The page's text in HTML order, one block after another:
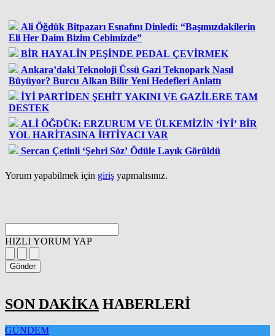
Ali Öğdük Bitpazarı Esnafını Dinledi: “Başımızdakilerin
Eli Her Daim Bizim Cebimizde”
BİR HAYALİN PEŞİNDE PEDAL ÇEVİRMEK
Ankara’daki Teknoloji Üssü Gazi Teknopark Nasıl
Büyüyor? Burcu Alkan Bilir Yeni Hedefleri Anlattı
İYİ PARTİDEN ŞEHİT YAKINI VE GAZİLERE TAM
DESTEK
ALİ ÖĞDÜK: ERZURUM VE ÜLKEMİZİN ‘İYİ’ BİR
YOL HARİTASINA İHTİYACI VAR
Sercan Çetinli ‘Şehri Söz’ Ödüle Layık Görüldü
Yorum yapabilmek için giriş yapmalısınız.
HIZLI YORUM YAP
Gönder
SON DAKİKA HABERLERİ
GÜNDEM